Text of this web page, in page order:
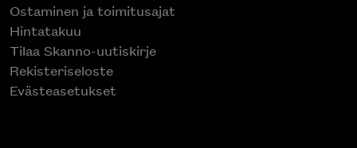
Ostaminen ja toimitusajat
Hintatakuu
Tilaa Skanno-uutiskirje
Rekisteriseloste
Evästeasetukset